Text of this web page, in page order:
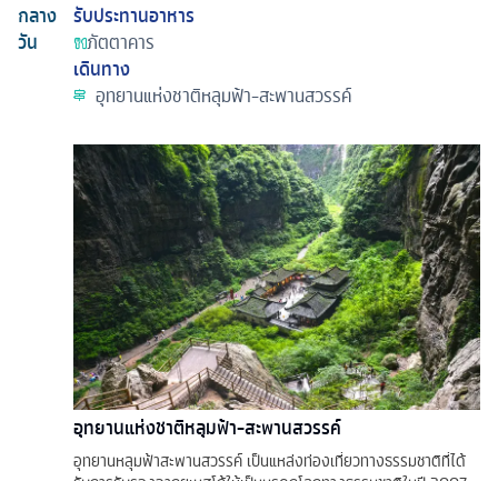
กลาง
วัน
รับประทานอาหาร
ภัตตาคาร
เดินทาง
อุทยานแห่งชาติหลุมฟ้า-สะพานสวรรค์
อุทยานแห่งชาติหลุมฟ้า-สะพานสวรรค์
อุทยานหลุมฟ้าสะพานสวรรค์ เป็นแหล่งท่องเที่ยวทางธรรมชาติที่ได้